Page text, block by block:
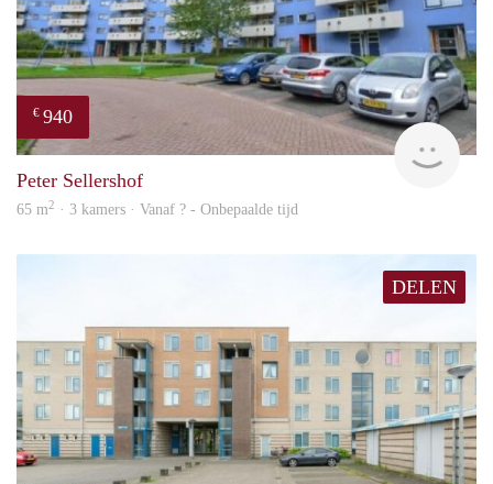
€ 940
rent
Peter Sellershof
65 m2 · 3 kamers · Vanaf ? - Onbepaalde tijd
DELEN